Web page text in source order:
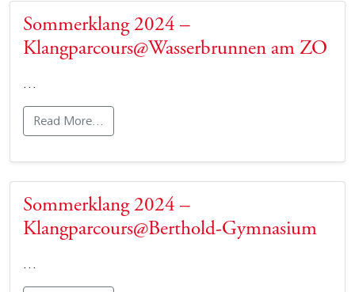
Sommerklang 2024 –
Klangparcours@Wasserbrunnen am ZO
…
Read More…
Sommerklang 2024 –
Klangparcours@Berthold-Gymnasium
…